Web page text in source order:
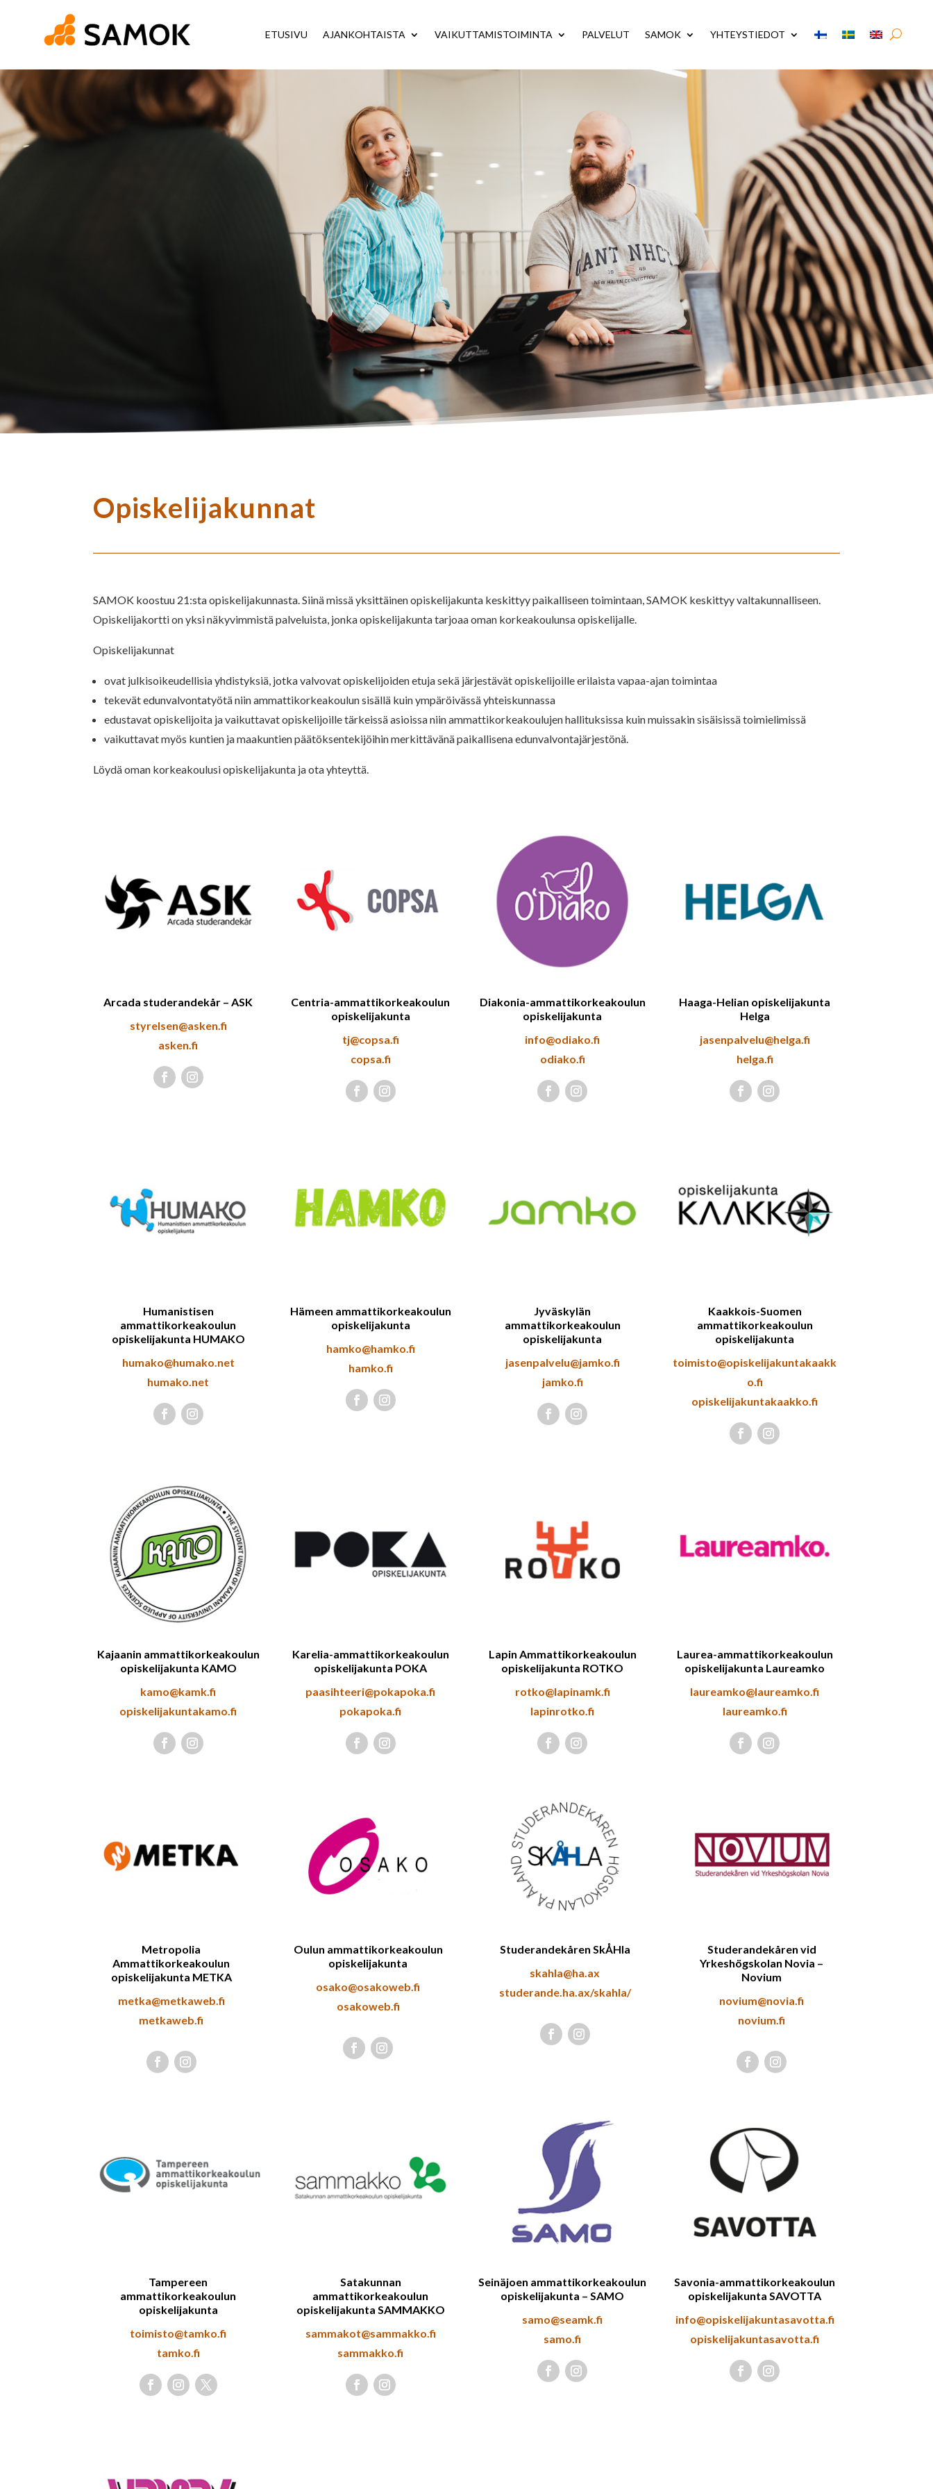
ETUSIVU AJANKOHTAISTA VAIKUTTAMISTOIMINTA PALVELUT SAMOK YHTEYSTIEDOT
Opiskelijakunnat
SAMOK koostuu 21:sta opiskelijakunnasta. Siinä missä yksittäinen opiskelijakunta keskittyy paikalliseen toimintaan, SAMOK keskittyy valtakunnalliseen.
Opiskelijakortti on yksi näkyvimmistä palveluista, jonka opiskelijakunta tarjoaa oman korkeakoulunsa opiskelijalle.
Opiskelijakunnat
ovat julkisoikeudellisia yhdistyksiä, jotka valvovat opiskelijoiden etuja sekä järjestävät opiskelijoille erilaista vapaa-ajan toimintaa
tekevät edunvalvontatyötä niin ammattikorkeakoulun sisällä kuin ympäröivässä yhteiskunnassa
edustavat opiskelijoita ja vaikuttavat opiskelijoille tärkeissä asioissa niin ammattikorkeakoulujen hallituksissa kuin muissakin sisäisissä toimielimissä
vaikuttavat myös kuntien ja maakuntien päätöksentekijöihin merkittävänä paikallisena edunvalvontajärjestönä.
Löydä oman korkeakoulusi opiskelijakunta ja ota yhteyttä.
Arcada studerandekår – ASK
styrelsen@asken.fi
asken.fi
Centria-ammattikorkeakoulun
opiskelijakunta
tj@copsa.fi
copsa.fi
Diakonia-ammattikorkeakoulun
opiskelijakunta
info@odiako.fi
odiako.fi
Haaga-Helian opiskelijakunta
Helga
jasenpalvelu@helga.fi
helga.fi
Humanistisen
ammattikorkeakoulun
opiskelijakunta HUMAKO
humako@humako.net
humako.net
Hämeen ammattikorkeakoulun
opiskelijakunta
hamko@hamko.fi
hamko.fi
Jyväskylän
ammattikorkeakoulun
opiskelijakunta
jasenpalvelu@jamko.fi
jamko.fi
Kaakkois-Suomen
ammattikorkeakoulun
opiskelijakunta
toimisto@opiskelijakuntakaakk
o.fi
opiskelijakuntakaakko.fi
Kajaanin ammattikorkeakoulun
opiskelijakunta KAMO
kamo@kamk.fi
opiskelijakuntakamo.fi
Karelia-ammattikorkeakoulun
opiskelijakunta POKA
paasihteeri@pokapoka.fi
pokapoka.fi
Lapin Ammattikorkeakoulun
opiskelijakunta ROTKO
rotko@lapinamk.fi
lapinrotko.fi
Laurea-ammattikorkeakoulun
opiskelijakunta Laureamko
laureamko@laureamko.fi
laureamko.fi
Metropolia
Ammattikorkeakoulun
opiskelijakunta METKA
metka@metkaweb.fi
metkaweb.fi
Oulun ammattikorkeakoulun
opiskelijakunta
osako@osakoweb.fi
osakoweb.fi
Studerandekåren SkÅHla
skahla@ha.ax
studerande.ha.ax/skahla/
Studerandekåren vid
Yrkeshögskolan Novia –
Novium
novium@novia.fi
novium.fi
Tampereen
ammattikorkeakoulun
opiskelijakunta
toimisto@tamko.fi
tamko.fi
Satakunnan
ammattikorkeakoulun
opiskelijakunta SAMMAKKO
sammakot@sammakko.fi
sammakko.fi
Seinäjoen ammattikorkeakoulun
opiskelijakunta – SAMO
samo@seamk.fi
samo.fi
Savonia-ammattikorkeakoulun
opiskelijakunta SAVOTTA
info@opiskelijakuntasavotta.fi
opiskelijakuntasavotta.fi